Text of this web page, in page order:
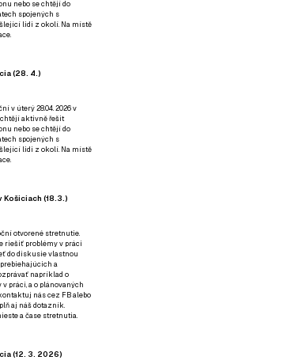
nebo se chtějí do
spojených s
lidi z okolí. Na místě
(28. 4.)
v úterý 28.04. 2026 v
chtějí aktivně řešit
nebo se chtějí do
spojených s
lidi z okolí. Na místě
(18.3.)
otvorené stretnutie.
riešiť problémy v práci
do diskusie vlastnou
a
napríklad o
práci, a o plánovaných
nás cez FBalebo
aj náš dotazník.
a čase stretnutia.
(12. 3. 2026)